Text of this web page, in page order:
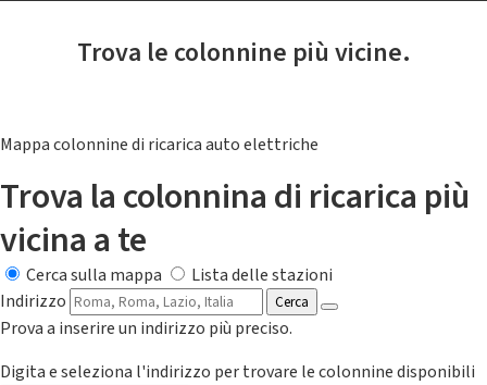
Trova le colonnine più vicine.
Mappa colonnine di ricarica auto elettriche
Trova la colonnina di ricarica più
vicina a te
Cerca sulla mappa
Lista delle stazioni
Indirizzo
Cerca
Prova a inserire un indirizzo più preciso.
Digita e seleziona l'indirizzo per trovare le colonnine disponibili